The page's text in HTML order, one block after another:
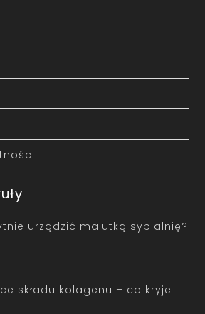
urządzić malutką sypialnię?
składu kolagenu – co kryje